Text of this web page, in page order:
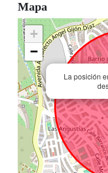
Mapa
La posición
+
−